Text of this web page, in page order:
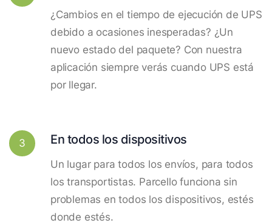
¿Cambios en el tiempo de ejecución de UPS
debido a ocasiones inesperadas? ¿Un
nuevo estado del paquete? Con nuestra
aplicación siempre verás cuando UPS está
por llegar.
3 En todos los dispositivos
Un lugar para todos los envíos, para todos
los transportistas. Parcello funciona sin
problemas en todos los dispositivos, estés
donde estés.